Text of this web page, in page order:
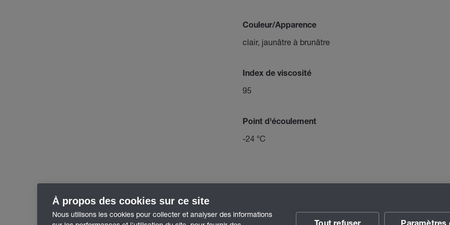
Couleur/Apparence
clair, jaunâtre à brunâtre
Index de viscosité
95
Point d'écoulement
-24 °C
À propos des cookies sur ce site
Nous utilisons les cookies pour collecter et analyser des informations